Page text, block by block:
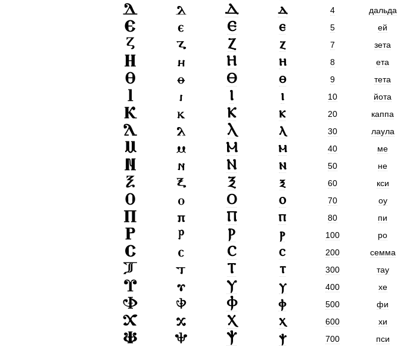
Ⲇ ⲇ 4 дальда
Ⲉ ⲉ 5 ей
Ⲍ ⲍ 7 зета
Ⲏ ⲏ 8 ета
Ⲑ ⲑ 9 тета
Ⲓ ⲓ 10 йота
Ⲕ ⲕ 20 каппа
Ⲗ ⲗ 30 лаула
Ⲙ ⲙ 40 ме
Ⲛ ⲛ 50 не
Ⲝ ⲝ 60 кси
Ⲟ ⲟ 70 оу
Ⲡ ⲡ 80 пи
Ⲣ ⲣ 100 ро
Ⲥ ⲥ 200 семма
Ⲧ ⲧ 300 тау
Ⲩ ⲩ 400 хе
Ⲫ ⲫ 500 фи
Ⲭ ⲭ 600 хи
Ⲯ ⲯ 700 пси